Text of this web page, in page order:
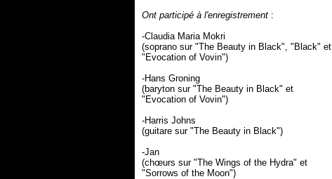
Ont participé à l'enregistrement :
-Claudia Maria Mokri
(soprano sur "The Beauty in Black", "Black" et
"Evocation of Vovin")
-Hans Groning
(baryton sur "The Beauty in Black" et
"Evocation of Vovin")
-Harris Johns
(guitare sur "The Beauty in Black")
-Jan
(chœurs sur "The Wings of the Hydra" et
"Sorrows of the Moon")